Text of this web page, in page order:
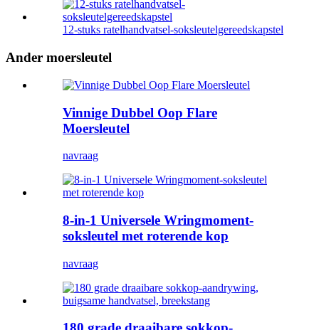
12-stuks ratelhandvatsel-soksleutelgereedskapstel
Ander moersleutel
Vinnige Dubbel Oop Flare
Moersleutel
navraag
8-in-1 Universele Wringmoment-
soksleutel met roterende kop
navraag